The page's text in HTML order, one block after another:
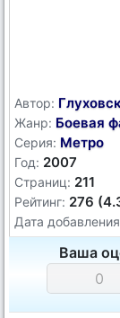
Автор:
Жанр: Боевая
Серия: Метро
Год: 2007
Страниц: 211
Рейтинг: 276
Дата
Ваша